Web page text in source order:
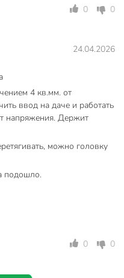
выключателя
рукоятка
пальцев.
изделия
теплового режима
картона
товара при
выделяет продукцию в
для защиты от
0
0
24.04.2026
4 кв.мм. от
ввод на даче и работать
напряжения. Держит
можно головку
подошло.
0 0